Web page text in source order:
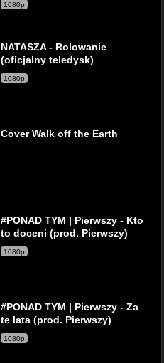
1080p
NATASZA - Rolowanie
(oficjalny teledysk)
1080p
Cover Walk off the Earth
#PONAD TYM | Pierwszy - Kto
to doceni (prod. Pierwszy)
1080p
#PONAD TYM | Pierwszy - Za
te lata (prod. Pierwszy)
1080p